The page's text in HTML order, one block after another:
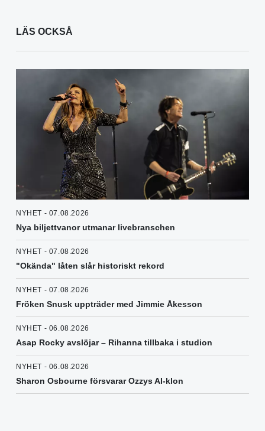
LÄS OCKSÅ
NYHET - 07.08.2026
Nya biljettvanor utmanar livebranschen
NYHET - 07.08.2026
"Okända" låten slår historiskt rekord
NYHET - 07.08.2026
Fröken Snusk uppträder med Jimmie Åkesson
NYHET - 06.08.2026
Asap Rocky avslöjar – Rihanna tillbaka i studion
NYHET - 06.08.2026
Sharon Osbourne försvarar Ozzys AI-klon